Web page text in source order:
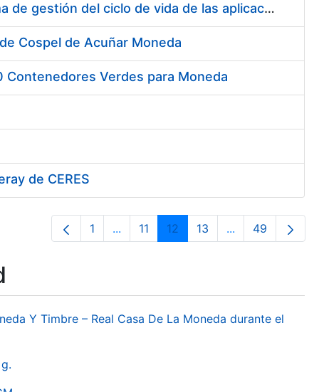
Servicios de consultoría para implantación por fases de un sistema de gestión del ciclo de vida de las aplicaciones en el área de desarrollo de CERES (fase 2)
Cospel de Acuñar Moneda
Contenedores Verdes para Moneda
de CERES
Page
1 ...Intermediate Pages Use TAB to
Page
11 Page
12 Page
13 ...Intermediate
Page
49
Y Timbre – Real Casa De La Moneda durante el